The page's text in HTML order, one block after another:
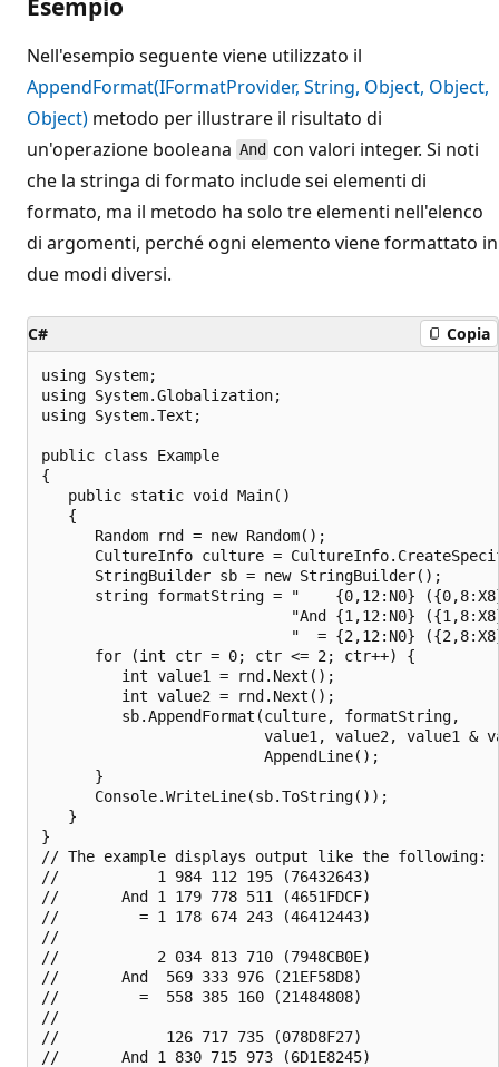
Nell'esempio seguente viene utilizzato il
AppendFormat(IFormatProvider, String, Object, Object,
Object) metodo per illustrare il risultato di
un'operazione booleana And con valori integer. Si noti
che la stringa di formato include sei elementi di
formato, ma il metodo ha solo tre elementi nell'elenco
di argomenti, perché ogni elemento viene formattato in
due modi diversi.
C# Copia
using System;
using System.Globalization;
using System.Text;
public class Example
{
   public static void Main()
   {
      Random rnd = new Random();
CultureInfo culture =
      StringBuilder sb = new StringBuilder();
string formatString = "    {0,12:N0}
"And {1,12:N0}
"  = {2,12:N0}
      for (int ctr = 0; ctr <= 2; ctr++) {
         int value1 = rnd.Next();
         int value2 = rnd.Next();
         sb.AppendFormat(culture, formatString,
value1, value2, value1 &
                         AppendLine();
      }
      Console.WriteLine(sb.ToString());
   }
}
// The example displays output like the following:
//           1 984 112 195 (76432643)
//       And 1 179 778 511 (4651FDCF)
//         = 1 178 674 243 (46412443)
//
//           2 034 813 710 (7948CB0E)
//       And  569 333 976 (21EF58D8)
//         =  558 385 160 (21484808)
//
//            126 717 735 (078D8F27)
//       And 1 830 715 973 (6D1E8245)